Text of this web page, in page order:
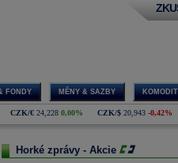
FONDY MĚNY & SAZBY
CZK/€ 24,228 0,00% CZK/$ 20,943 -0,42%
Horké zprávy - Akcie